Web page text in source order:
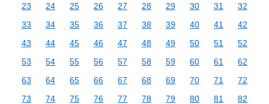
23
24 25 26 27 28 29 30 31
32
33
34 35 36 37 38 39 40 41
42
43
44 45 46 47 48 49 50 51
52
53
54 55 56 57 58 59 60 61
62
63
64 65 66 67 68 69 70 71
72
73
74 75 76 77 78 79 80 81
82